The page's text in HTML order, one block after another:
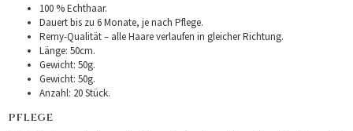
100 % Echthaar.
Dauert bis zu 6 Monate, je nach Pflege.
Remy-Qualität – alle Haare verlaufen in gleicher Richtung.
Länge: 50cm.
Gewicht: 50g.
Gewicht: 50g.
Anzahl: 20 Stück.
PFLEGE